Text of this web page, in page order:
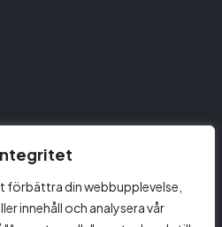
förbättra din webbupplevelse,
innehåll och analysera vår